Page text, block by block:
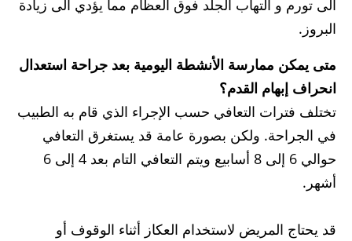
الى تورم و التهاب الجلد فوق العظام مما يؤدي الى زيادة
البروز.
متى يمكن ممارسة الأنشطة اليومية بعد جراحة استعدال
انحراف إبهام القدم؟
تختلف فترات التعافي حسب الإجراء الذي قام به الطبيب
في الجراحة. ولكن بصورة عامة قد يستغرق التعافي
حوالي 6 إلى 8 أسابيع ويتم التعافي التام بعد 4 إلى 6
أشهر.
قد يحتاج المريض لاستخدام العكاز أثناء الوقوف أو